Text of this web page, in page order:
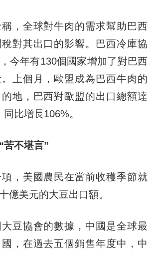
全球對牛肉的需求幫助巴西
對其出口的影響。巴西冷庫協
今年有130個國家增加了對巴西
上個月，歐盟成為巴西牛肉的
地，巴西對歐盟的出口總額達
比增長106%。
不堪言”
美國農民在當前收穫季節就
億美元的大豆出口額。
協會的數據，中國是全球最
，在過去五個銷售年度中，中